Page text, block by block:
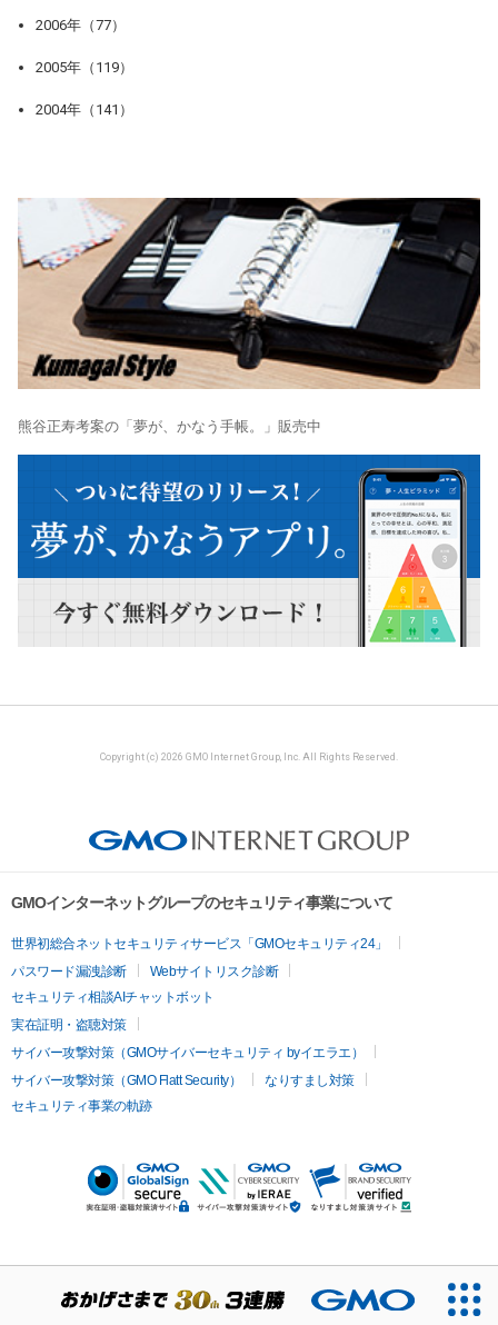
2006年（77）
2005年（119）
2004年（141）
熊谷正寿考案の「夢が、かなう手帳。」販売中
Copyright (c) 2026 GMO Internet Group, Inc. All Rights Reserved.
GMOインターネットグループのセキュリティ事業について
世界初総合ネットセキュリティサービス「GMOセキュリティ24」
パスワード漏洩診断
Webサイトリスク診断
セキュリティ相談AIチャットボット
実在証明・盗聴対策
サイバー攻撃対策（GMOサイバーセキュリティ byイエラエ）
サイバー攻撃対策（GMO Flatt Security）
なりすまし対策
セキュリティ事業の軌跡